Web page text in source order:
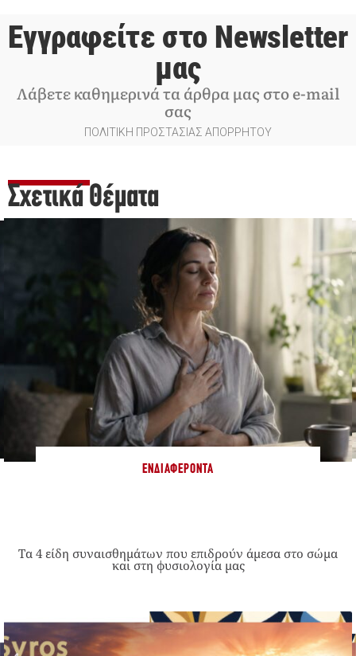
Εγγραφείτε στο Newsletter
μας
Λάβετε καθημερινά τα άρθρα μας στο e-mail
σας
ΠΟΛΙΤΙΚΗ ΠΡΟΣΤΑΣΙΑΣ ΑΠΟΡΡΗΤΟΥ
Σχετικά Θέματα
ΕΝΔΙΑΦΈΡΟΝΤΑ
Τα 4 είδη συναισθημάτων που επιδρούν άμεσα στο σώμα
και στη φυσιολογία μας